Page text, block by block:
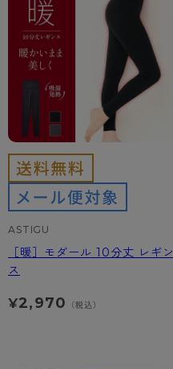
ASTIGU
［暖］モダール 10分丈 レギン
ス
¥2,970 （税込）